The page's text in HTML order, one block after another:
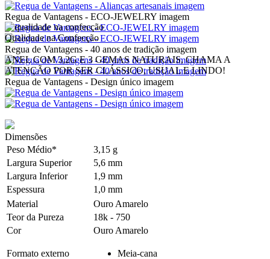
Regua de Vantagens - ECO-JEWELRY imagem
Regua de Vantagens - 40 anos de tradição imagem
Regua de Vantagens - Design único imagem
Qualidade na Confecção
ANEL COM 3,2G E 3 GEMAS NATURAIS, CHAMA A
ATENÇÃO POR SER CLÁSSICO, USUAL E LINDO!
Dimensões
Peso Médio*
3,15 g
Largura Superior
5,6 mm
Largura Inferior
1,9 mm
Espessura
1,0 mm
Material
Ouro Amarelo
Teor da Pureza
18k - 750
Cor
Ouro Amarelo
Formato externo Meia-cana